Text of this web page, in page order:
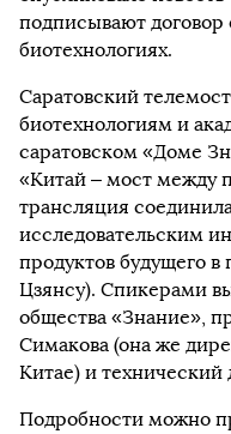
подписывают договор
биотехнологиях.
Саратовский
биотехнологиям и
саратовском «Доме
«Китай – мост между
трансляция
исследовательским
продуктов будущего
Цзянсу). Спикерами
общества «Знание»,
Симакова (она же
Китае) и
Подробности можно